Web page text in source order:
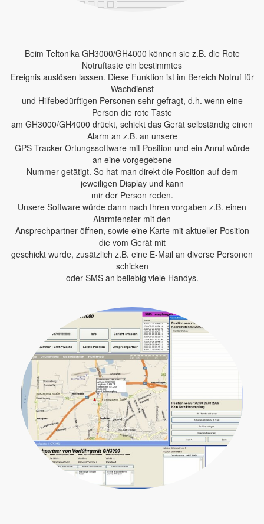
Beim Teltonika GH3000/GH4000 können sie z.B. die Rote
Notruftaste ein bestimmtes
Ereignis auslösen lassen. Diese Funktion ist im Bereich Notruf für
Wachdienst
und Hilfebedürftigen Personen sehr gefragt, d.h. wenn eine
Person die rote Taste
am GH3000/GH4000 drückt, schickt das Gerät selbständig einen
Alarm an z.B. an unsere
GPS-Tracker-Ortungssoftware mit Position und ein Anruf würde
an eine vorgegebene
Nummer getätigt. So hat man direkt die Position auf dem
jeweiligen Display und kann
mir der Person reden.
Unsere Software würde dann nach Ihren vorgaben z.B. einen
Alarmfenster mit den
Ansprechpartner öffnen, sowie eine Karte mit aktueller Position
die vom Gerät mit
geschickt wurde, zusätzlich z.B. eine E-Mail an diverse Personen
schicken
oder SMS an beliebig viele Handys.